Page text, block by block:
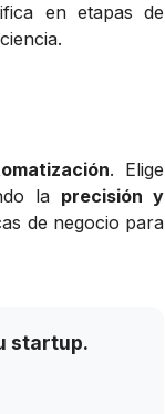
en etapas de
. Elige
la precisión y
de negocio para
startup.